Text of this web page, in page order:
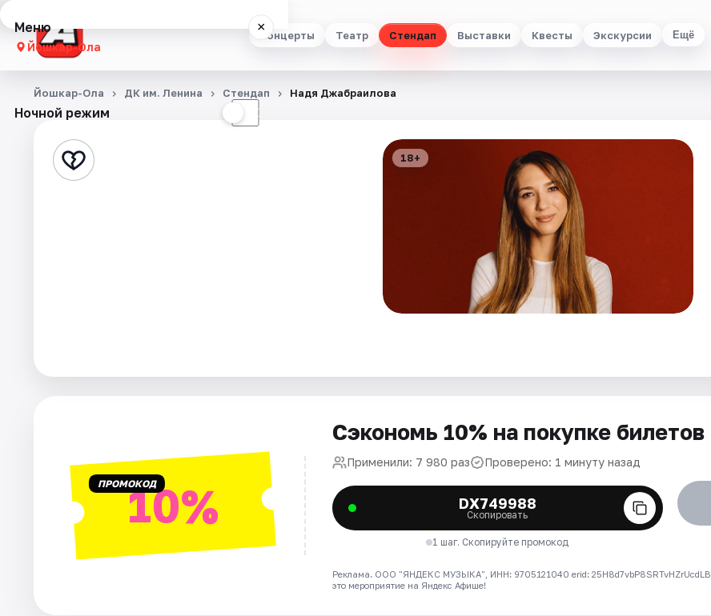
Концерты Театр Стендап Выставки Квесты Экскурсии Ещё
Меню ×
Йошкар-Ола
Концерты
Стендап
Рейтинги
Ночной режим ☾
Йошкар-Ола ДК им. Ленина Стендап Надя Джабраилова
18+
ПРОМОКОД10%
Сэкономь 10% на покупке билетов
Применили: 7 980 раз Проверено: 1 минуту назад
DX749988
Скопировать
1 шаг. Скопируйте промокод
Реклама. ООО "ЯНДЕКС МУЗЫКА", ИНН: 9705121040 erid: 25H8d7vbP8SRTvHZrUcdLB
это мероприятие на Яндекс Афише!